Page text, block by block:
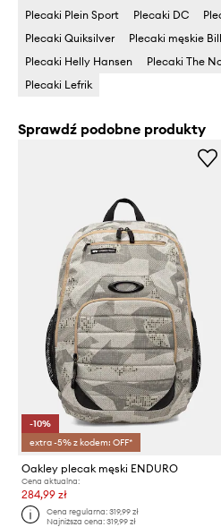
Plecaki Plein Sport
Plecaki DC
Plecaki Quiksilver
Plecaki męskie
Plecaki Helly Hansen
Plecaki The
Plecaki Lefrik
Sprawdź podobne produkty
-10%
extra -5% z kodem: OFF*
Oakley plecak męski ENDURO
Cena aktualna:
284,99 zł
Cena regularna:319,99 zł
Najniższa cena:319,99 zł